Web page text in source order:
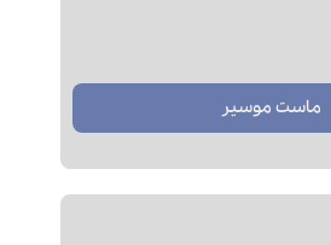
ماست موسیر